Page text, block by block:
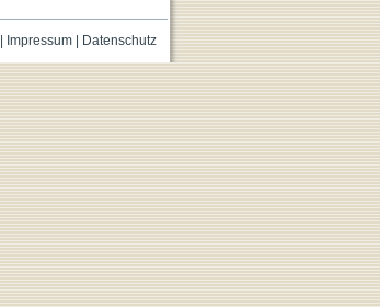
Impressum| Datenschutz